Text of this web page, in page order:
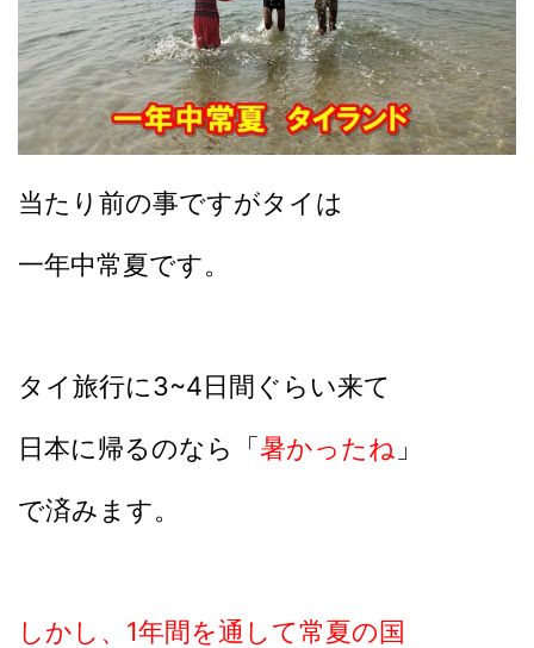
当たり前の事ですがタイは
一年中常夏です。
タイ旅行に3~4日間ぐらい来て
日本に帰るのなら「暑かったね 」
で済みます。
しかし、1年間を通して常夏の国